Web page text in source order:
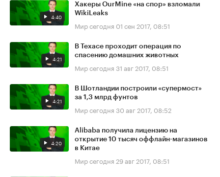
4:40
Хакеры OurMine «на спор» взломали
WikiLeaks
Мир сегодня 01 сен 2017, 08:51
4:21
В Техасе проходит операция по
спасению домашних животных
Мир сегодня 31 авг 2017, 08:51
4:21
В Шотландии построили «супермост»
за 1,3 млрд фунтов
Мир сегодня 30 авг 2017, 08:52
4:20
Alibaba получила лицензию на
открытие 10 тысяч оффлайн-магазинов
в Китае
Мир сегодня 29 авг 2017, 08:51